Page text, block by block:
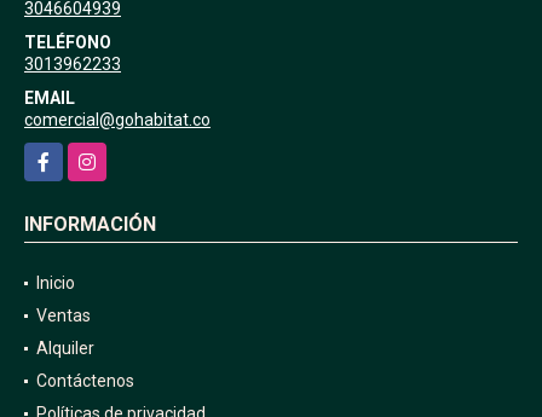
MÓVIL
3046604939
TELÉFONO
3013962233
EMAIL
comercial@gohabitat.co
FacebookInstagram
Inicio
Ventas
Alquiler
Contáctenos